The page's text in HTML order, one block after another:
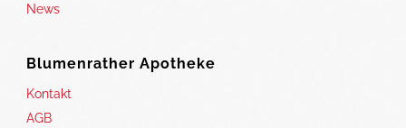
News
Blumenrather Apotheke
Kontakt
AGB